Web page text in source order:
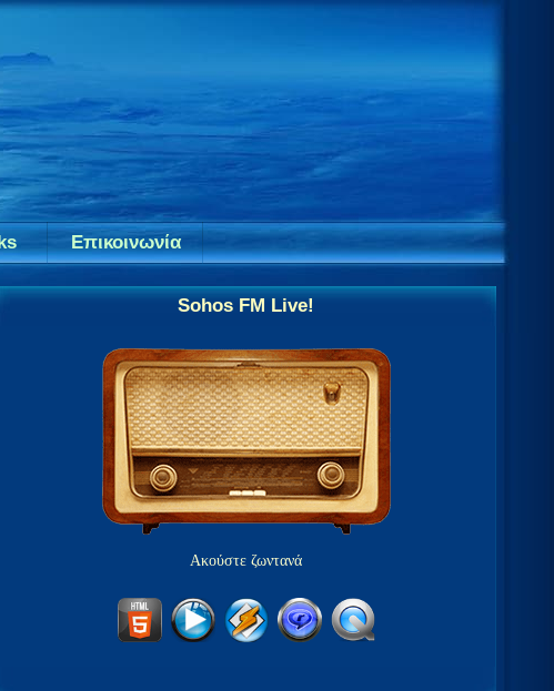
Επικοινωνία
Sohos FM Live!
Ακούστε ζωντανά